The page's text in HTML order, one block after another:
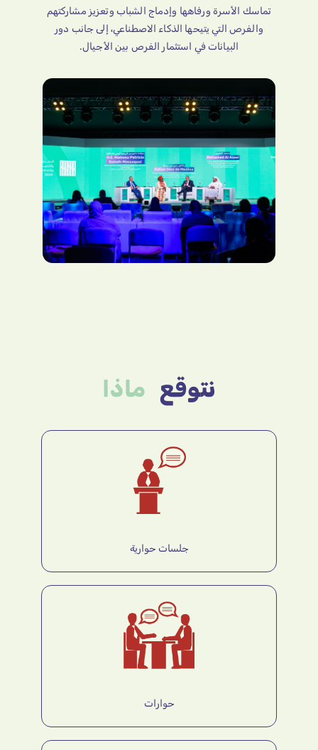
تماسك الأسرة ورفاهها وإدماج الشباب وتعزيز مشاركتهم
والفرص التي يتيحها الذكاء الاصطناعي، إلى جانب دور
البيانات في استثمار الفرص بين الأجيال.
نتوقع ماذا
جلسات حوارية
حوارات